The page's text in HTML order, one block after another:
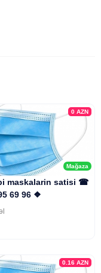
Mağaza
0 AZN
maskalarin satisi ☎
69 96 ❖
0.16 AZN